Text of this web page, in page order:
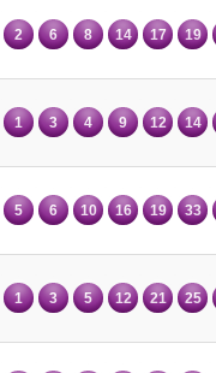
2 6 8 14 17 19
1 3 4 9 12 14
5 6 10 16 19 33
1 3 5 12 21 25